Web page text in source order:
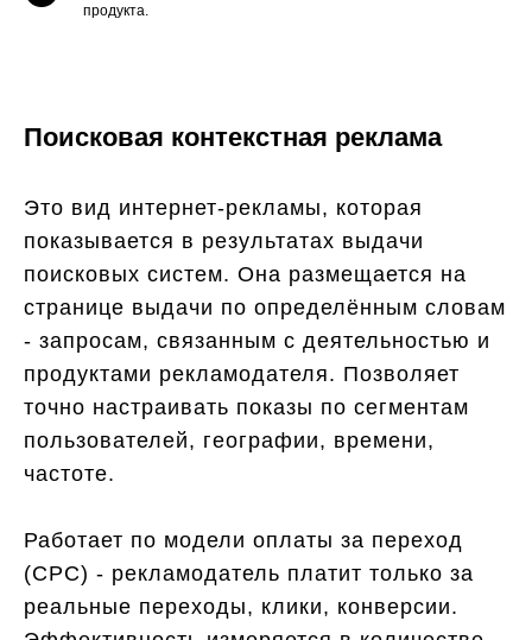
продукта.
Поисковая контекстная реклама
Это вид интернет-рекламы, которая
показывается в результатах выдачи
поисковых систем. Она размещается на
странице выдачи по определённым словам
- запросам, связанным с деятельностью и
продуктами рекламодателя. Позволяет
точно настраивать показы по сегментам
пользователей, географии, времени,
частоте.
Работает по модели оплаты за переход
(CPC) - рекламодатель платит только за
реальные переходы, клики, конверсии.